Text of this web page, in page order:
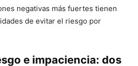
negativas más fuertes tienen
de evitar el riesgo por
e impaciencia: dos